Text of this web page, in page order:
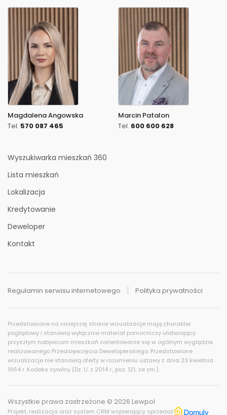
Magdalena Angowska
Tel. 570 087 465
Marcin Patalon
Tel. 600 600 628
Wyszukiwarka mieszkań 360
Lista mieszkań
Lokalizacja
Kredytowanie
Deweloper
Kontakt
Regulamin serwisu internetowego Polityka prywatności
Przedstawione na niniejszej stronie wizualizacje mają charakter
poglądowy i stanowią wyłącznie materiał pomocniczy ułatwiający
przyszłym nabywcom mieszkań zorientowanie się w ogólnym wyglądzie
realizowanego Przedsięwzięcia Deweloperskiego. Przedstawione
wizualizacje nie stanowią oferty w rozumieniu ustawy z dnia 23 kwietnia
1964 r. Kodeks cywilny (Dz. U. z 2014 r., poz. 121; ze zm.).
Wszystkie prawa zastrzeżone © 2026 Lewpol
Projekt, realizacja oraz system CRM wspierający sprzedaż: